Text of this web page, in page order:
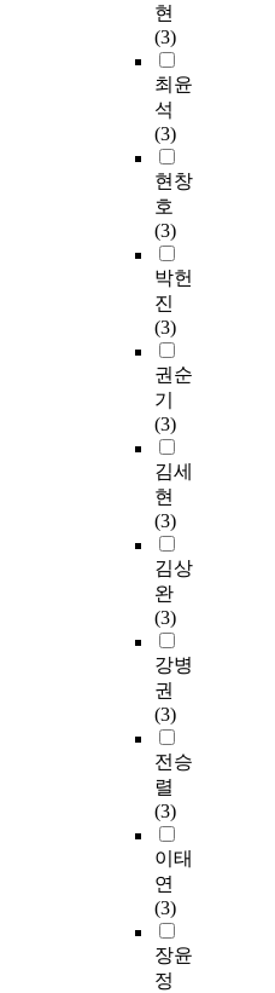
현
(3)
최윤
석
(3)
현창
호
(3)
박헌
진
(3)
권순
기
(3)
김세
현
(3)
김상
완
(3)
강병
권
(3)
전승
렬
(3)
이태
연
(3)
장윤
정